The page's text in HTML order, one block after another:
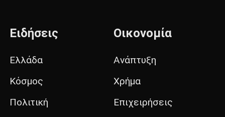
Ειδήσεις
Ελλάδα
Κόσμος
Πολιτική
Οικονομία
Ανάπτυξη
Χρήμα
Επιχειρήσεις